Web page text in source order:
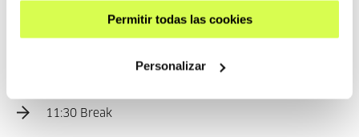
Permitir todas las cookies
Personalizar
11:00 Set the workshop in motion
11:30 Break